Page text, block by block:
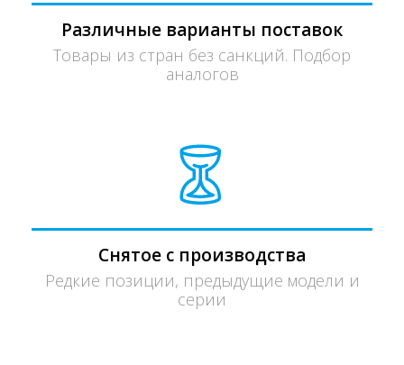
Различные варианты поставок
Товары из стран без санкций. Подбор
аналогов
Снятое с производства
Редкие позиции, предыдущие модели и
серии